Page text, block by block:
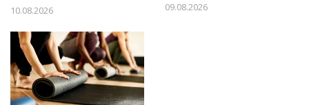
10.08.2026 09.08.2026